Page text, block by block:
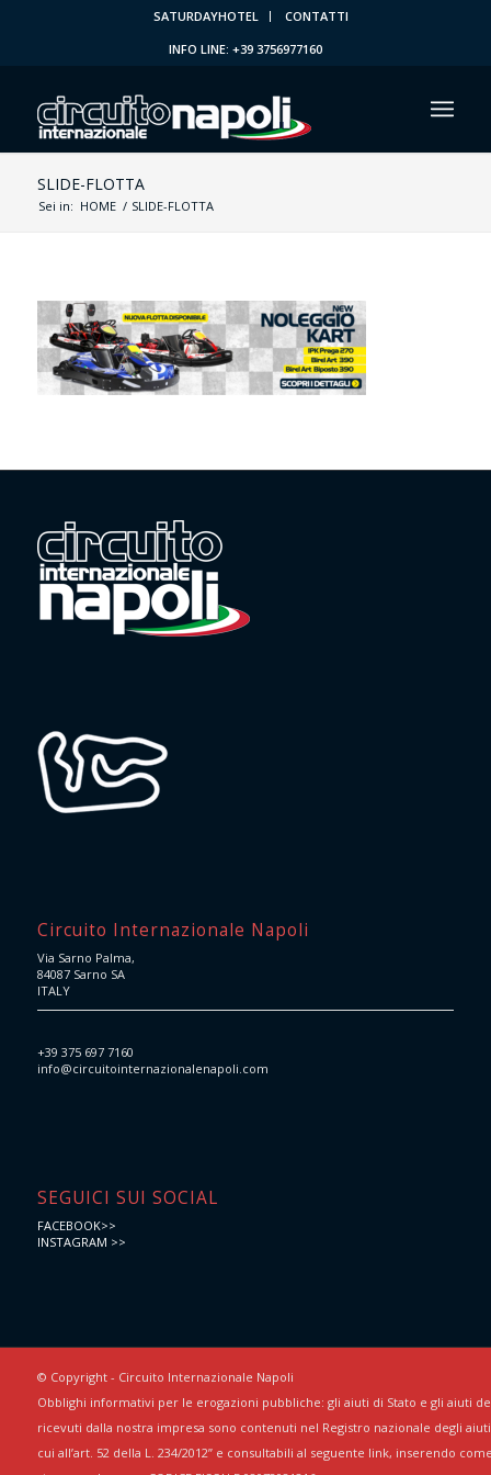
SATURDAYHOTEL
CONTATTI
INFO LINE: +39 3756977160
SLIDE-FLOTTA
Sei in: HOME / SLIDE-FLOTTA
Circuito Internazionale Napoli
Via Sarno Palma,
84087 Sarno SA
ITALY
+39 375 697 7160
info@circuitointernazionalenapoli.com
SEGUICI SUI SOCIAL
FACEBOOK>>
INSTAGRAM >>
© Copyright - Circuito Internazionale Napoli
Obblighi informativi per le erogazioni pubbliche: gli aiuti di Stato e gli aiuti
ricevuti dalla nostra impresa sono contenuti nel Registro nazionale degli
cui all’art. 52 della L. 234/2012” e consultabili al seguente link, inserendo